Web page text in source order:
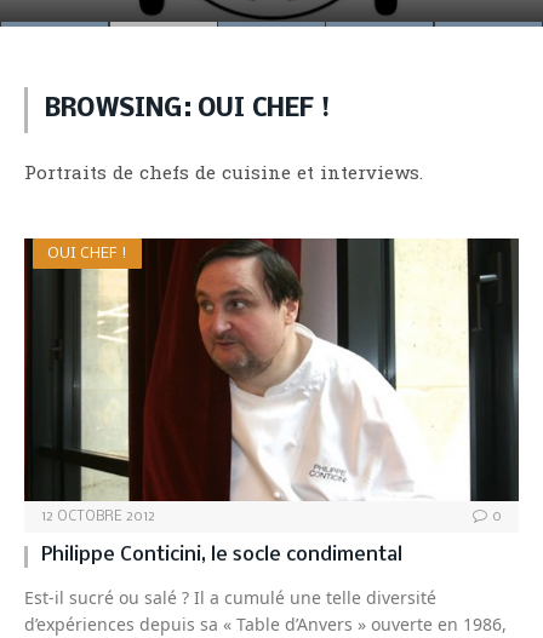
BROWSING: OUI CHEF !
Portraits de chefs de cuisine et interviews.
OUI CHEF !
12 OCTOBRE 2012 0
Philippe Conticini, le socle condimental
Est-il sucré ou salé ? Il a cumulé une telle diversité
d’expériences depuis sa « Table d’Anvers » ouverte en 1986,